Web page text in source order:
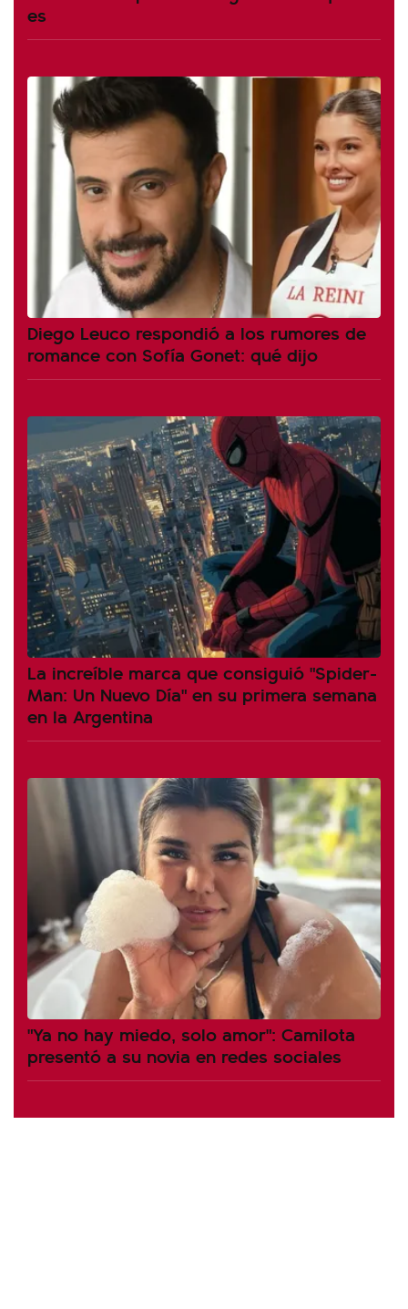
es
Diego Leuco respondió a los rumores de
romance con Sofía Gonet: qué dijo
La increíble marca que consiguió "Spider-
Man: Un Nuevo Día" en su primera semana
en la Argentina
"Ya no hay miedo, solo amor": Camilota
presentó a su novia en redes sociales